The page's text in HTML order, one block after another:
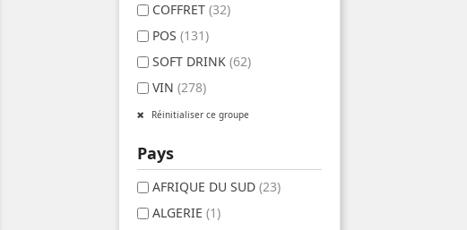
COFFRET (32)
POS (131)
SOFT DRINK (62)
VIN (278)
Réinitialiser ce groupe
Pays
AFRIQUE DU SUD (23)
ALGERIE (1)